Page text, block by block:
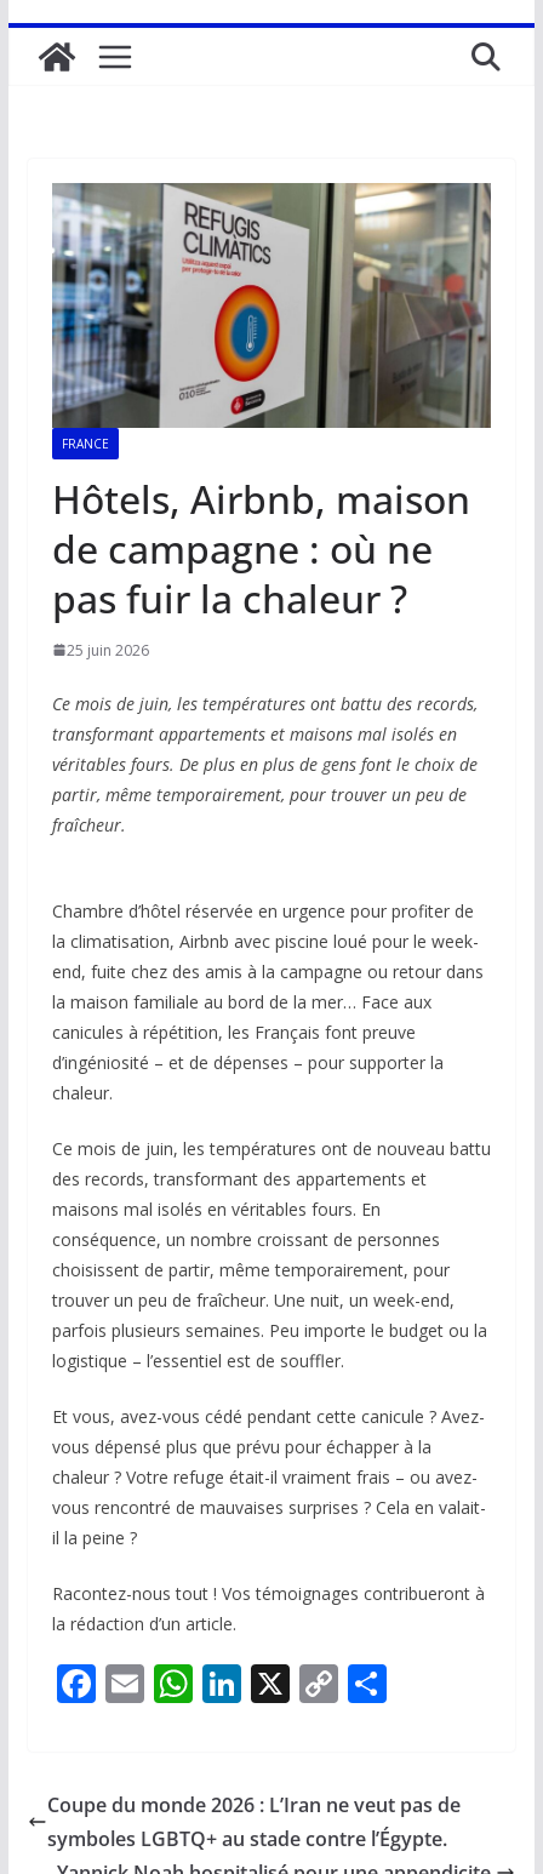
FRANCE
Hôtels, Airbnb, maison
de campagne : où ne
pas fuir la chaleur ?
25 juin 2026
Ce mois de juin, les températures ont battu des records,
transformant appartements et maisons mal isolés en
véritables fours. De plus en plus de gens font le choix de
partir, même temporairement, pour trouver un peu de
fraîcheur.
Chambre d’hôtel réservée en urgence pour profiter de
la climatisation, Airbnb avec piscine loué pour le week-
end, fuite chez des amis à la campagne ou retour dans
la maison familiale au bord de la mer… Face aux
canicules à répétition, les Français font preuve
d’ingéniosité – et de dépenses – pour supporter la
chaleur.
Ce mois de juin, les températures ont de nouveau battu
des records, transformant des appartements et
maisons mal isolés en véritables fours. En
conséquence, un nombre croissant de personnes
choisissent de partir, même temporairement, pour
trouver un peu de fraîcheur. Une nuit, un week-end,
parfois plusieurs semaines. Peu importe le budget ou la
logistique – l’essentiel est de souffler.
Et vous, avez-vous cédé pendant cette canicule ? Avez-
vous dépensé plus que prévu pour échapper à la
chaleur ? Votre refuge était-il vraiment frais – ou avez-
vous rencontré de mauvaises surprises ? Cela en valait-
il la peine ?
Racontez-nous tout ! Vos témoignages contribueront à
la rédaction d’un article.
F
b
o
E
l
W
s
A
Li
e
dI
X C
y
Li
P
g
er
Coupe du monde 2026 : L’Iran ne veut pas de
symboles LGBTQ+ au stade contre l’Égypte.